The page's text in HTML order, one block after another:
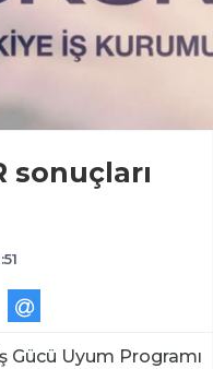
sonuçları
Gücü Uyum Programı